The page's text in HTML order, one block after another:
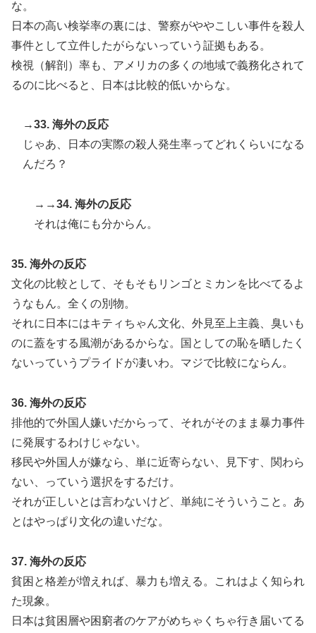
な。
日本の高い検挙率の裏には、警察がややこしい事件を殺人
事件として立件したがらないっていう証拠もある。
検視（解剖）率も、アメリカの多くの地域で義務化されて
るのに比べると、日本は比較的低いからな。
→33. 海外の反応
じゃあ、日本の実際の殺人発生率ってどれくらいになる
んだろ？
→→34. 海外の反応
それは俺にも分からん。
35. 海外の反応
文化の比較として、そもそもリンゴとミカンを比べてるよ
うなもん。全くの別物。
それに日本にはキティちゃん文化、外見至上主義、臭いも
のに蓋をする風潮があるからな。国としての恥を晒したく
ないっていうプライドが凄いわ。マジで比較にならん。
36. 海外の反応
排他的で外国人嫌いだからって、それがそのまま暴力事件
に発展するわけじゃない。
移民や外国人が嫌なら、単に近寄らない、見下す、関わら
ない、っていう選択をするだけ。
それが正しいとは言わないけど、単純にそういうこと。あ
とはやっぱり文化の違いだな。
37. 海外の反応
貧困と格差が増えれば、暴力も増える。これはよく知られ
た現象。
日本は貧困層や困窮者のケアがめちゃくちゃ行き届いてる